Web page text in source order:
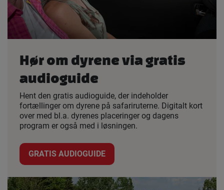
Hør om dyrene via gratis
audioguide
Hent den gratis audioguide, der indeholder
fortællinger om dyrene på safariruterne. Digitalt kort
over med bl.a. dyrenes placeringer og dagens
program er også med i løsningen.
GRATIS AUDIOGUIDE